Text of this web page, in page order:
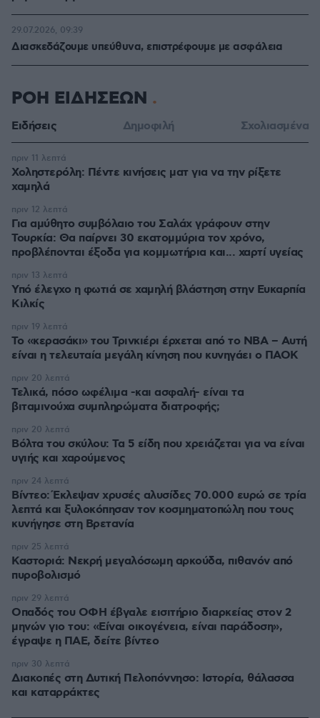
Διασκεδάζουμε υπεύθυνα, επιστρέφουμε με ασφάλεια
29.07.2026, 09:39
ΡΟΗ ΕΙΔΗΣΕΩΝ
Ειδήσεις Δημοφιλή Σχολιασμένα
Χοληστερόλη: Πέντε κινήσεις ματ για να την ρίξετε
χαμηλά
πριν 11 λεπτά
Για αμύθητο συμβόλαιο του Σαλάχ γράφουν στην
Τουρκία: Θα παίρνει 30 εκατομμύρια τον χρόνο,
προβλέπονται έξοδα για κομμωτήρια και... χαρτί υγείας
πριν 12 λεπτά
Υπό έλεγχο η φωτιά σε χαμηλή βλάστηση στην Ευκαρπία
Κιλκίς
πριν 13 λεπτά
Το «κερασάκι» του Τρινκιέρι έρχεται από το NBA – Αυτή
είναι η τελευταία μεγάλη κίνηση που κυνηγάει ο ΠΑΟΚ
πριν 19 λεπτά
Τελικά, πόσο ωφέλιμα -και ασφαλή- είναι τα
βιταμινούχα συμπληρώματα διατροφής;
πριν 20 λεπτά
Βόλτα του σκύλου: Τα 5 είδη που χρειάζεται για να είναι
υγιής και χαρούμενος
πριν 20 λεπτά
Βίντεο: Έκλεψαν χρυσές αλυσίδες 70.000 ευρώ σε τρία
λεπτά και ξυλοκόπησαν τον κοσμηματοπώλη που τους
κυνήγησε στη Βρετανία
πριν 24 λεπτά
Καστοριά: Νεκρή μεγαλόσωμη αρκούδα, πιθανόν από
πυροβολισμό
πριν 25 λεπτά
Οπαδός του ΟΦΗ έβγαλε εισιτήριο διαρκείας στον 2
μηνών γιο του: «Είναι οικογένεια, είναι παράδοση»,
έγραψε η ΠΑΕ, δείτε βίντεο
πριν 29 λεπτά
Διακοπές στη Δυτική Πελοπόννησο: Ιστορία, θάλασσα
και καταρράκτες
πριν 30 λεπτά